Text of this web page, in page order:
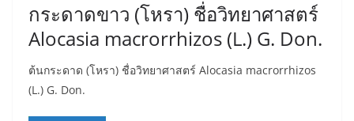
กระดาดขาว (โหรา) ชื่อวิทยาศาสตร์
Alocasia macrorrhizos (L.) G. Don.
ต้นกระดาด (โหรา) ชื่อวิทยาศาสตร์ Alocasia macrorrhizos
(L.) G. Don.